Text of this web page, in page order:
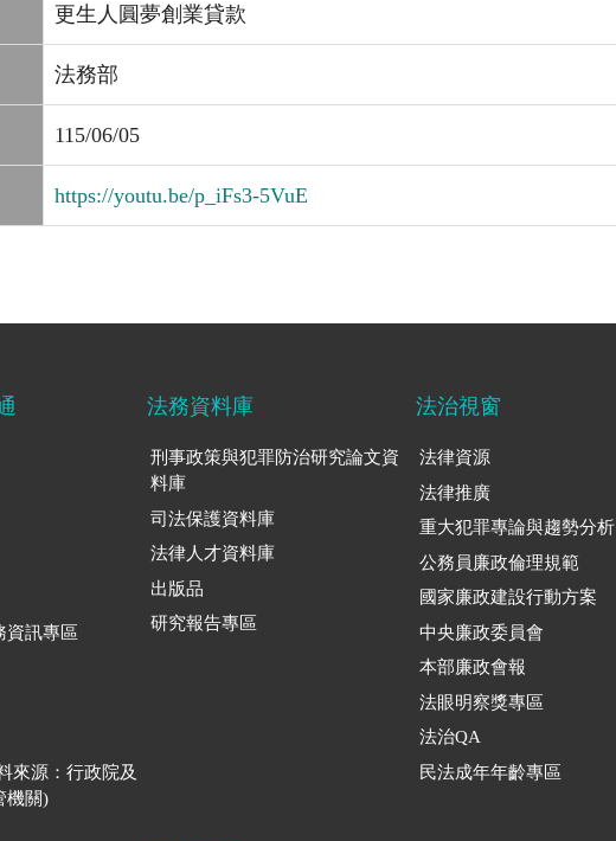
更生人圓夢創業貸款
法務部
115/06/05
https://youtu.be/p_iFs3-5VuE
資訊專區
來源：行政院及
機關)
法務資料庫
刑事政策與犯罪防治研究論文資
料庫
司法保護資料庫
法律人才資料庫
出版品
研究報告專區
法治視窗
法律資源
法律推廣
重大犯罪專論與趨勢分析
公務員廉政倫理規範
國家廉政建設行動方案
中央廉政委員會
本部廉政會報
法眼明察獎專區
法治QA
民法成年年齡專區